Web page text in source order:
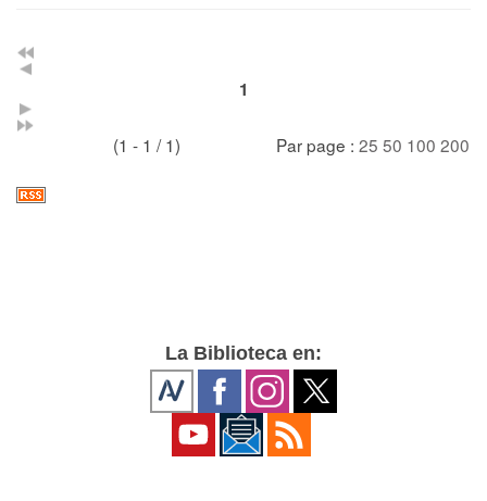
1
(1 - 1 / 1) Par page : 25 50 100 200
La Biblioteca en: